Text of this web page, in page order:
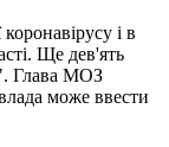
і в
Ще дев'ять
Глава МОЗ
може ввести